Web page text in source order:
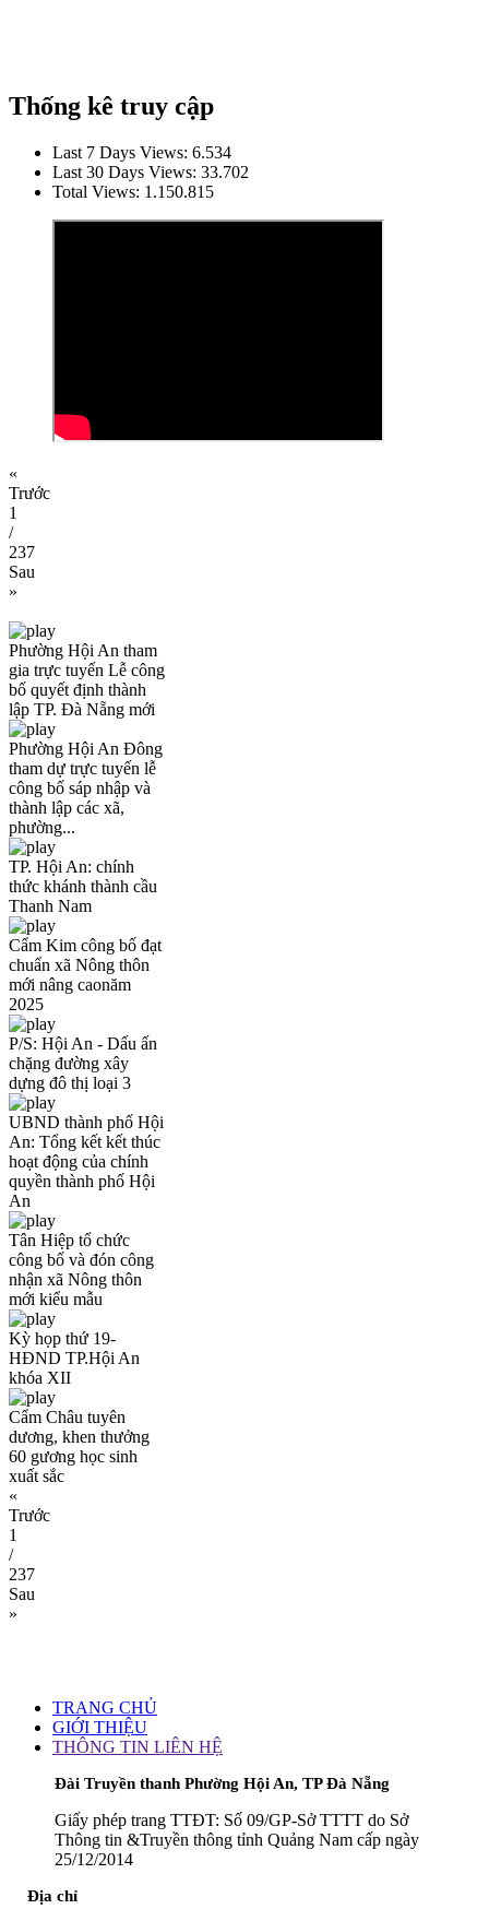
Thống kê truy cập
Last 7 Days Views: 6.534
Last 30 Days Views: 33.702
Total Views: 1.150.815
«
Trước
1
/
237
Sau
»
Phường Hội An tham
gia trực tuyến Lễ công
bố quyết định thành
lập TP. Đà Nẵng mới
Phường Hội An Đông
tham dự trực tuyến lễ
công bố sáp nhập và
thành lập các xã,
phường...
TP. Hội An: chính
thức khánh thành cầu
Thanh Nam
Cẩm Kim công bố đạt
chuẩn xã Nông thôn
mới nâng caonăm
2025
P/S: Hội An - Dấu ấn
chặng đường xây
dựng đô thị loại 3
UBND thành phố Hội
An: Tổng kết kết thúc
hoạt động của chính
quyền thành phố Hội
An
Tân Hiệp tổ chức
công bố và đón công
nhận xã Nông thôn
mới kiểu mẫu
Kỳ họp thứ 19-
HĐND TP.Hội An
khóa XII
Cẩm Châu tuyên
dương, khen thưởng
60 gương học sinh
xuất sắc
«
Trước
1
/
237
Sau
»
TRANG CHỦ
GIỚI THIỆU
THÔNG TIN LIÊN HỆ
Đài Truyền thanh Phường Hội An, TP Đà Nẵng
Giấy phép trang TTĐT: Số 09/GP-Sở TTTT do Sở
Thông tin &Truyền thông tỉnh Quảng Nam cấp ngày
25/12/2014
Địa chỉ